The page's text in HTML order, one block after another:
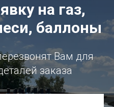
на газ,
баллоны
Вам для
заказа